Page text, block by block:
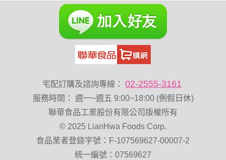
海苔 芥末味 全聯 堅果禮盒 萬歲牌 蔓越莓
萬歲牌 堅果小包裝活力堅果
小魚乾 Diy飯糰 烘焙 蜜汁腰果
元氣什穀堅果飲 萬歲牌小魚
綜合 總匯點心 卡廸那 95℃鮮脆三色丁
飯卷專用海苔 盛香珍 堅果
萬歲牌 堅果補給隨行包33公克44 包 60g
脆片 卡廸那95℃薯條原味18克*5包
宅配訂購及諮詢專線： 02-2555-3161
服務時間 ：
週一~週五 9:00~18:00 (例假日休)
聯華食品工業股份有限公司版權所有
© 2025 LianHwa Foods Corp.
食品業者登錄字號：F-107569627-00007-2
統一編號：07569627